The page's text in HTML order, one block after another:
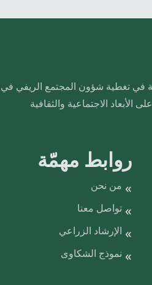
في تغطية شؤون المجتمع الريفي في
الاجتماعية والثقافية
روابط مهمّة
من نحن
تواصل معنا
الإرشاد الزراعي
نموذج الشكاوى